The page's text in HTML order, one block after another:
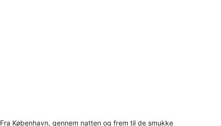
Fra København, gennem natten og frem til de smukke